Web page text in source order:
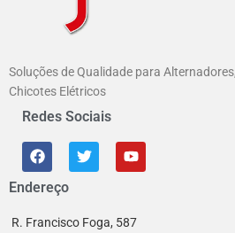
Soluções de Qualidade para
Chicotes Elétricos
Redes Sociais
Endereço
R. Francisco Foga, 587